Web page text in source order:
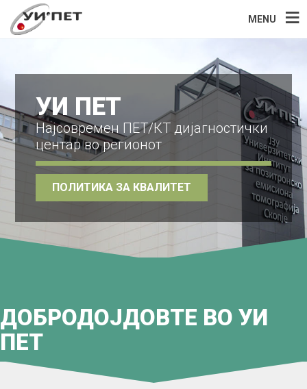
MENU
УИ ПЕТ
Најсовремен ПЕТ/КТ дијагностички
центар во регионот
ПОЛИТИКА ЗА КВАЛИТЕТ
ДОБРОДОЈДОВТЕ ВО УИ
ПЕТ